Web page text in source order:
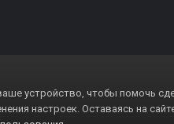
устройство, чтобы помочь
настроек. Оставаясь на